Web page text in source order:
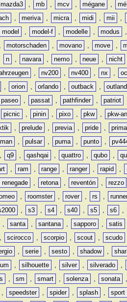
mazda3 , mb , mcv , mégane ,
, meriva , micra , midi , mii ,
model , model-f , modelle , modus ,
, motorschaden , movano , move ,
n , navara , nemo , neue , nicht
, nv200 , nv400 , nx ,
, orion , orlando , outback ,
paseo , passat , pathfinder , patriot
picnic , pinin , pixo , pkw , pkw-
, prelude , previa , pride ,
, pulsar , puma , punto ,
, q9 , qashqai , quattro , qubo ,
, ram , range , ranger , rapid ,
renegade , retona , reventón , rezzo
, roomster , rover , rs ,
, s3 , s4 , s40 , s5 , s6 ,
, santa , santana , sapporo , satis
, scirocco , scorpio , scout , scudo
, serie , sesto , shadow ,
, silhouette , silver , silverado ,
, sm , smart , solenza , sonata ,
, speedster , spider , splash , sport